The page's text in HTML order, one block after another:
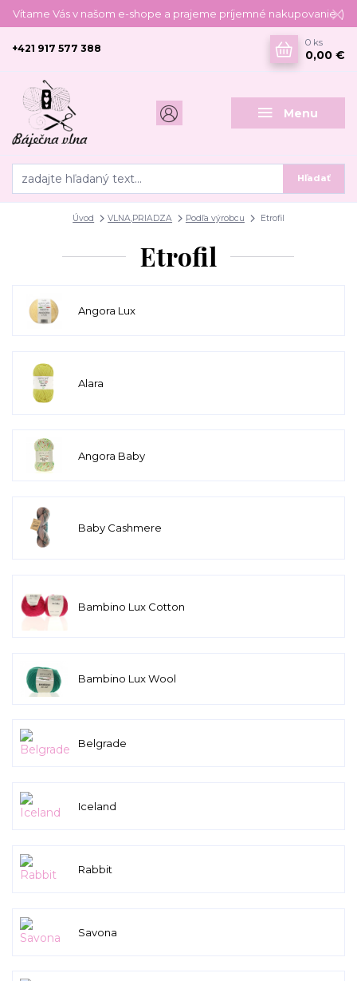
Vítame Vás v našom e-shope a prajeme príjemné nakupovanie :)
Menu
Hľadať
+421 917 577 388
0 ks
0,00 €
Úvod VLNA,PRIADZA Podľa výrobcu Etrofil
Etrofil
Angora Lux
Alara
Angora Baby
Baby Cashmere
Bambino Lux Cotton
Bambino Lux Wool
Belgrade
Iceland
Rabbit
Savona